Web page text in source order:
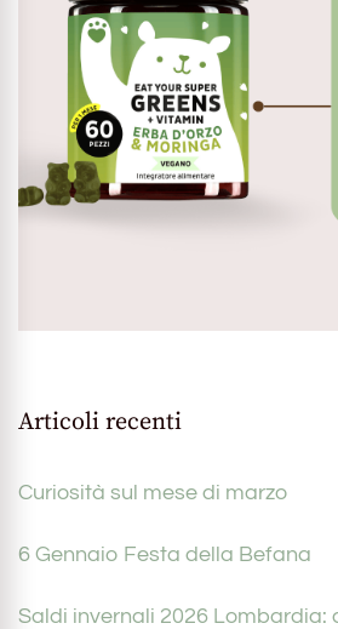
Articoli recenti
Curiosità sul mese di marzo
6 Gennaio Festa della Befana
Saldi invernali 2026 Lombardia: